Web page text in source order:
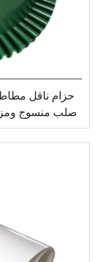
صلب منسوج